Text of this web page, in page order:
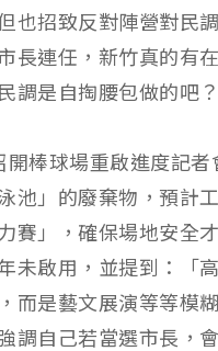
也招致反對陣營對民
長連任，新竹真的有
調是自掏腰包做的吧
開棒球場重啟進度記
池」的廢棄物，預計
賽」，確保場地安全
未啟用，並提到：「
而是藝文展演等等模
調自己若當選市長，